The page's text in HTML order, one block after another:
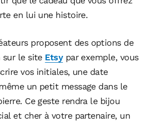
en lui une histoire.
proposent des options de
sur le site Etsypar exemple, vous
vos initiales, une date
un petit message dans le
Ce geste rendra le bijou
et cher à votre partenaire, un